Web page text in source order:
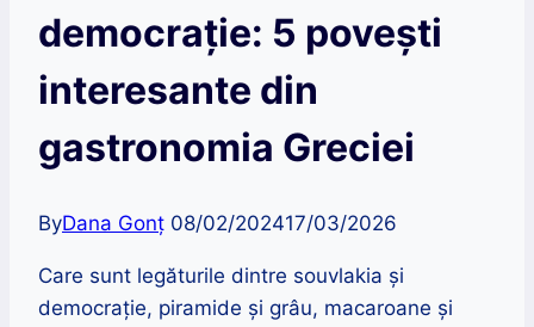
democrație: 5 povești
interesante din
gastronomia Greciei
ByDana Gonț 08/02/202417/03/2026
Care sunt legăturile dintre souvlakia și
democrație, piramide și grâu, macaroane și